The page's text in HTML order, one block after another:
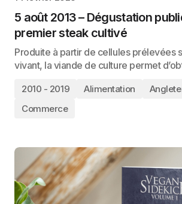
5 août 2013 – Dégustation
premier steak cultivé
Produite à partir de cellules prélevées
vivant, la viande de culture permet
2010 - 2019 Alimentation
Commerce